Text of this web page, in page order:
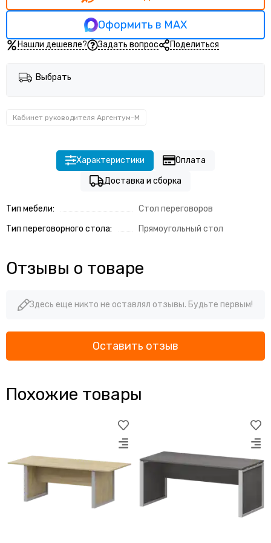
Кабинет руководителя Тренд (Trend)
Оформить в MAX
Нашли дешевле? Задать вопрос Поделиться
Выбрать
Кабинет руководителя Аргентум-М
Характеристики
Оплата
Доставка и сборка
Тип мебели:
Стол переговоров
Тип переговорного стола:
Прямоугольный стол
Отзывы о товаре
Здесь еще никто не оставлял отзывы. Будьте первым!
Оставить отзыв
Похожие товары